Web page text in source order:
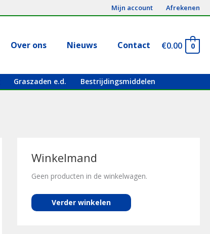
Mijn account Afrekenen
Over ons Nieuws Contact €0.00 0
Graszaden e.d. Bestrijdingsmiddelen
Winkelmand
Geen producten in de winkelwagen.
Verder winkelen